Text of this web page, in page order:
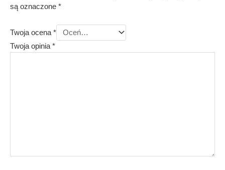
są oznaczone *
Twoja ocena *
Twoja opinia*